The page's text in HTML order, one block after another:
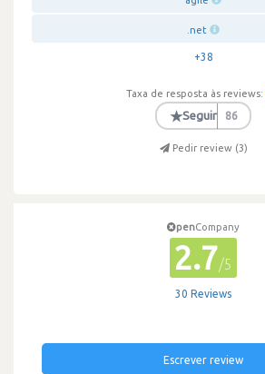
.net
+38
Taxa de resposta às reviews:
★Seguir 86
Pedir review (3)
penCompany
2.7/5
30 Reviews
Escrever review